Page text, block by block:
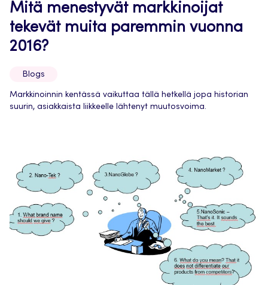
Mitä menestyvät markkinoijat
tekevät muita paremmin vuonna
2016?
Blogs
Markkinoinnin kentässä vaikuttaa tällä hetkellä jopa historian
suurin, asiakkaista liikkeelle lähtenyt muutosvoima.